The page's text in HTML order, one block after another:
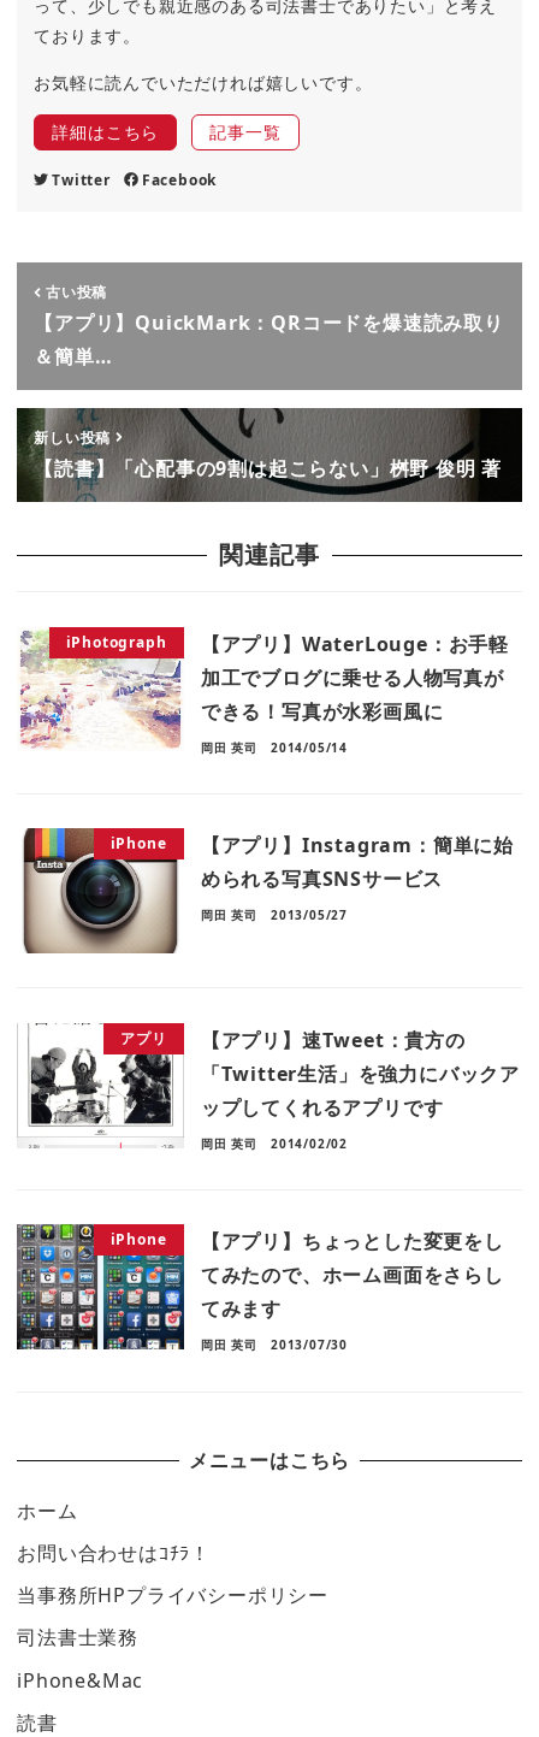
って、少しでも親近感のある司法書士でありたい」と考え
ております。
お気軽に読んでいただければ嬉しいです。
詳細はこちら 記事一覧
Twitter Facebook
古い投稿
【アプリ】QuickMark：QRコードを爆速読み取り
＆簡単…
新しい投稿
【読書】「心配事の9割は起こらない」桝野 俊明 著
関連記事
iPhotograph
【アプリ】WaterLouge：お手軽
加工でブログに乗せる人物写真が
できる！写真が水彩画風に
岡田 英司 2014/05/14
iPhone
【アプリ】Instagram：簡単に始
められる写真SNSサービス
岡田 英司 2013/05/27
アプリ
【アプリ】速Tweet：貴方の
「Twitter生活」を強力にバックア
ップしてくれるアプリです
岡田 英司 2014/02/02
iPhone
【アプリ】ちょっとした変更をし
てみたので、ホーム画面をさらし
てみます
岡田 英司 2013/07/30
メニューはこちら
ホーム
お問い合わせはｺﾁﾗ！
当事務所HPプライバシーポリシー
司法書士業務
iPhone&Mac
読書